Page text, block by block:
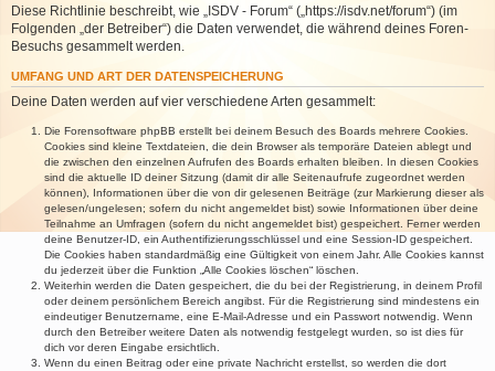
Diese Richtlinie beschreibt, wie „ISDV - Forum“ („https://isdv.net/forum“) (im
Folgenden „der Betreiber“) die Daten verwendet, die während deines Foren-
Besuchs gesammelt werden.
UMFANG UND ART DER DATENSPEICHERUNG
Deine Daten werden auf vier verschiedene Arten gesammelt:
Die Forensoftware phpBB erstellt bei deinem Besuch des Boards mehrere Cookies.
Cookies sind kleine Textdateien, die dein Browser als temporäre Dateien ablegt und
die zwischen den einzelnen Aufrufen des Boards erhalten bleiben. In diesen Cookies
sind die aktuelle ID deiner Sitzung (damit dir alle Seitenaufrufe zugeordnet werden
können), Informationen über die von dir gelesenen Beiträge (zur Markierung dieser als
gelesen/ungelesen; sofern du nicht angemeldet bist) sowie Informationen über deine
Teilnahme an Umfragen (sofern du nicht angemeldet bist) gespeichert. Ferner werden
deine Benutzer-ID, ein Authentifizierungsschlüssel und eine Session-ID gespeichert.
Die Cookies haben standardmäßig eine Gültigkeit von einem Jahr. Alle Cookies kannst
du jederzeit über die Funktion „Alle Cookies löschen“ löschen.
Weiterhin werden die Daten gespeichert, die du bei der Registrierung, in deinem Profil
oder deinem persönlichem Bereich angibst. Für die Registrierung sind mindestens ein
eindeutiger Benutzername, eine E-Mail-Adresse und ein Passwort notwendig. Wenn
durch den Betreiber weitere Daten als notwendig festgelegt wurden, so ist dies für
dich vor deren Eingabe ersichtlich.
Wenn du einen Beitrag oder eine private Nachricht erstellst, so werden die dort